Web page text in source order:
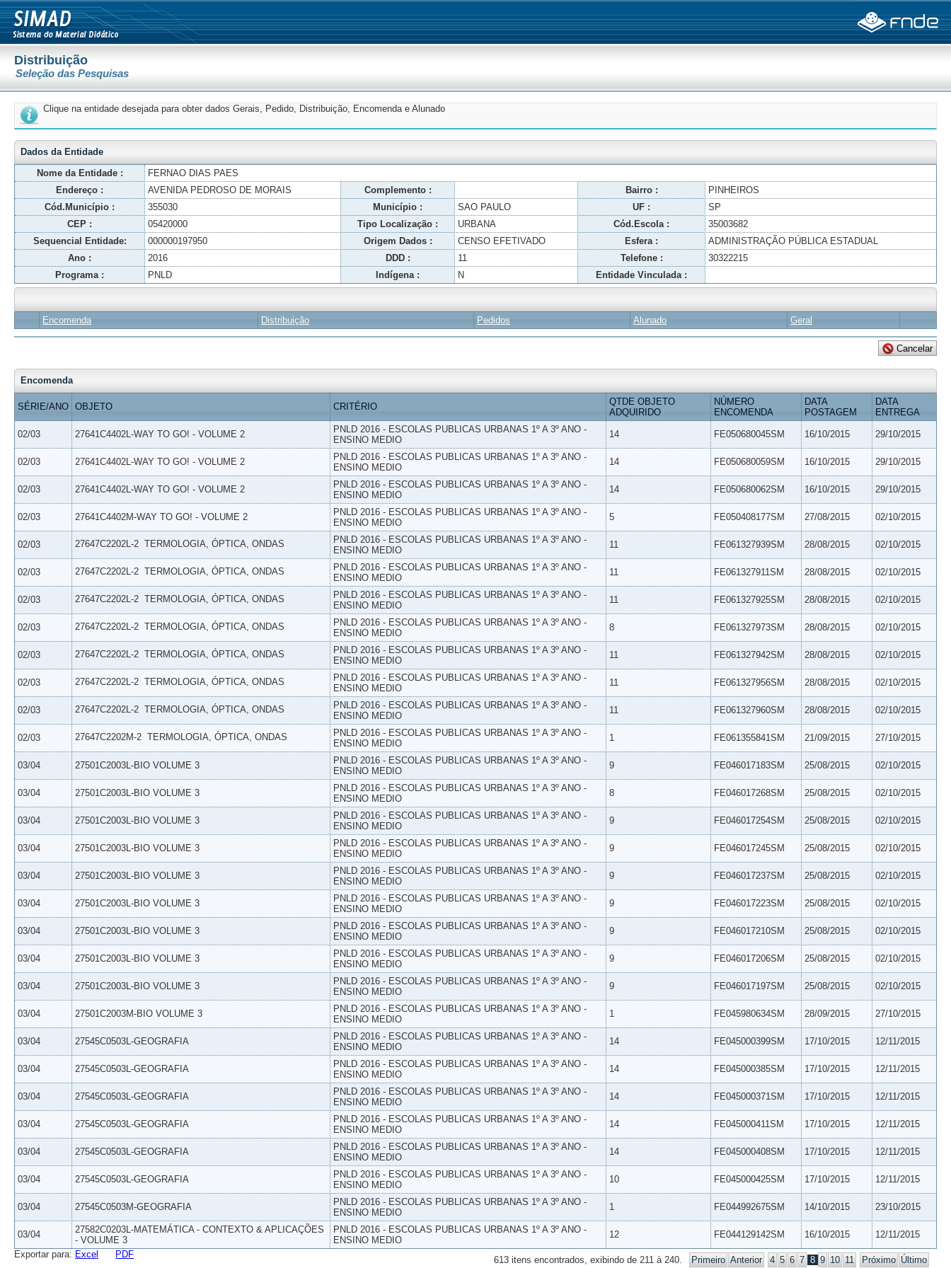
Distribuição
Seleção das Pesquisas
Clique na entidade desejada para obter dados Gerais, Pedido, Distribuição, Encomenda e Alunado
Dados da Entidade
Nome da Entidade :
FERNAO DIAS PAES
Endereço :
AVENIDA PEDROSO DE MORAIS Complemento : Bairro :
PINHEIROS
Cód.Município :
355030 Município : SAO PAULO UF :
SP
CEP :
05420000 Tipo Localização : URBANA Cód.Escola :
35003682
Sequencial Entidade:
000000197950 Origem Dados : CENSO EFETIVADO Esfera :
ADMINISTRAÇÃO PÚBLICA ESTADUAL
Ano :
2016 DDD : 11 Telefone :
30322215
Programa :
PNLD Indígena : N Entidade Vinculada :
Encomenda Distribuição Pedidos Alunado Geral
Encomenda
SÉRIE/ANO OBJETO CRITÉRIO
QTDE OBJETO
ADQUIRIDO
NÚMERO
ENCOMENDA
DATA
POSTAGEM
DATA
ENTREGA
02/03 27641C4402L-WAY TO GO! - VOLUME 2
PNLD 2016 - ESCOLAS PUBLICAS URBANAS 1º A 3º ANO -
ENSINO MEDIO
14 FE050680045SM 16/10/2015 29/10/2015
02/03 27641C4402L-WAY TO GO! - VOLUME 2
PNLD 2016 - ESCOLAS PUBLICAS URBANAS 1º A 3º ANO -
ENSINO MEDIO
14 FE050680059SM 16/10/2015 29/10/2015
02/03 27641C4402L-WAY TO GO! - VOLUME 2
PNLD 2016 - ESCOLAS PUBLICAS URBANAS 1º A 3º ANO -
ENSINO MEDIO
14 FE050680062SM 16/10/2015 29/10/2015
02/03 27641C4402M-WAY TO GO! - VOLUME 2
PNLD 2016 - ESCOLAS PUBLICAS URBANAS 1º A 3º ANO -
ENSINO MEDIO
5 FE050408177SM 27/08/2015 02/10/2015
02/03 27647C2202L-2  TERMOLOGIA, ÓPTICA, ONDAS
PNLD 2016 - ESCOLAS PUBLICAS URBANAS 1º A 3º ANO -
ENSINO MEDIO
11 FE061327939SM 28/08/2015 02/10/2015
02/03 27647C2202L-2  TERMOLOGIA, ÓPTICA, ONDAS
PNLD 2016 - ESCOLAS PUBLICAS URBANAS 1º A 3º ANO -
ENSINO MEDIO
11 FE061327911SM 28/08/2015 02/10/2015
02/03 27647C2202L-2  TERMOLOGIA, ÓPTICA, ONDAS
PNLD 2016 - ESCOLAS PUBLICAS URBANAS 1º A 3º ANO -
ENSINO MEDIO
11 FE061327925SM 28/08/2015 02/10/2015
02/03 27647C2202L-2  TERMOLOGIA, ÓPTICA, ONDAS
PNLD 2016 - ESCOLAS PUBLICAS URBANAS 1º A 3º ANO -
ENSINO MEDIO
8 FE061327973SM 28/08/2015 02/10/2015
02/03 27647C2202L-2  TERMOLOGIA, ÓPTICA, ONDAS
PNLD 2016 - ESCOLAS PUBLICAS URBANAS 1º A 3º ANO -
ENSINO MEDIO
11 FE061327942SM 28/08/2015 02/10/2015
02/03 27647C2202L-2  TERMOLOGIA, ÓPTICA, ONDAS
PNLD 2016 - ESCOLAS PUBLICAS URBANAS 1º A 3º ANO -
ENSINO MEDIO
11 FE061327956SM 28/08/2015 02/10/2015
02/03 27647C2202L-2  TERMOLOGIA, ÓPTICA, ONDAS
PNLD 2016 - ESCOLAS PUBLICAS URBANAS 1º A 3º ANO -
ENSINO MEDIO
11 FE061327960SM 28/08/2015 02/10/2015
02/03 27647C2202M-2  TERMOLOGIA, ÓPTICA, ONDAS
PNLD 2016 - ESCOLAS PUBLICAS URBANAS 1º A 3º ANO -
ENSINO MEDIO
1 FE061355841SM 21/09/2015 27/10/2015
03/04 27501C2003L-BIO VOLUME 3
PNLD 2016 - ESCOLAS PUBLICAS URBANAS 1º A 3º ANO -
ENSINO MEDIO
9 FE046017183SM 25/08/2015 02/10/2015
03/04 27501C2003L-BIO VOLUME 3
PNLD 2016 - ESCOLAS PUBLICAS URBANAS 1º A 3º ANO -
ENSINO MEDIO
8 FE046017268SM 25/08/2015 02/10/2015
03/04 27501C2003L-BIO VOLUME 3
PNLD 2016 - ESCOLAS PUBLICAS URBANAS 1º A 3º ANO -
ENSINO MEDIO
9 FE046017254SM 25/08/2015 02/10/2015
03/04 27501C2003L-BIO VOLUME 3
PNLD 2016 - ESCOLAS PUBLICAS URBANAS 1º A 3º ANO -
ENSINO MEDIO
9 FE046017245SM 25/08/2015 02/10/2015
03/04 27501C2003L-BIO VOLUME 3
PNLD 2016 - ESCOLAS PUBLICAS URBANAS 1º A 3º ANO -
ENSINO MEDIO
9 FE046017237SM 25/08/2015 02/10/2015
03/04 27501C2003L-BIO VOLUME 3
PNLD 2016 - ESCOLAS PUBLICAS URBANAS 1º A 3º ANO -
ENSINO MEDIO
9 FE046017223SM 25/08/2015 02/10/2015
03/04 27501C2003L-BIO VOLUME 3
PNLD 2016 - ESCOLAS PUBLICAS URBANAS 1º A 3º ANO -
ENSINO MEDIO
9 FE046017210SM 25/08/2015 02/10/2015
03/04 27501C2003L-BIO VOLUME 3
PNLD 2016 - ESCOLAS PUBLICAS URBANAS 1º A 3º ANO -
ENSINO MEDIO
9 FE046017206SM 25/08/2015 02/10/2015
03/04 27501C2003L-BIO VOLUME 3
PNLD 2016 - ESCOLAS PUBLICAS URBANAS 1º A 3º ANO -
ENSINO MEDIO
9 FE046017197SM 25/08/2015 02/10/2015
03/04 27501C2003M-BIO VOLUME 3
PNLD 2016 - ESCOLAS PUBLICAS URBANAS 1º A 3º ANO -
ENSINO MEDIO
1 FE045980634SM 28/09/2015 27/10/2015
03/04 27545C0503L-GEOGRAFIA
PNLD 2016 - ESCOLAS PUBLICAS URBANAS 1º A 3º ANO -
ENSINO MEDIO
14 FE045000399SM 17/10/2015 12/11/2015
03/04 27545C0503L-GEOGRAFIA
PNLD 2016 - ESCOLAS PUBLICAS URBANAS 1º A 3º ANO -
ENSINO MEDIO
14 FE045000385SM 17/10/2015 12/11/2015
03/04 27545C0503L-GEOGRAFIA
PNLD 2016 - ESCOLAS PUBLICAS URBANAS 1º A 3º ANO -
ENSINO MEDIO
14 FE045000371SM 17/10/2015 12/11/2015
03/04 27545C0503L-GEOGRAFIA
PNLD 2016 - ESCOLAS PUBLICAS URBANAS 1º A 3º ANO -
ENSINO MEDIO
14 FE045000411SM 17/10/2015 12/11/2015
03/04 27545C0503L-GEOGRAFIA
PNLD 2016 - ESCOLAS PUBLICAS URBANAS 1º A 3º ANO -
ENSINO MEDIO
14 FE045000408SM 17/10/2015 12/11/2015
03/04 27545C0503L-GEOGRAFIA
PNLD 2016 - ESCOLAS PUBLICAS URBANAS 1º A 3º ANO -
ENSINO MEDIO
10 FE045000425SM 17/10/2015 12/11/2015
03/04 27545C0503M-GEOGRAFIA
PNLD 2016 - ESCOLAS PUBLICAS URBANAS 1º A 3º ANO -
ENSINO MEDIO
1 FE044992675SM 14/10/2015 23/10/2015
03/04
27582C0203L-MATEMÁTICA - CONTEXTO & APLICAÇÕES
- VOLUME 3
PNLD 2016 - ESCOLAS PUBLICAS URBANAS 1º A 3º ANO -
ENSINO MEDIO
12 FE044129142SM 16/10/2015 12/11/2015
613 itens encontrados, exibindo de 211 à 240. Primeiro Anterior 4 5 6 7 8 9 10 11 Próximo Último
Exportar para: Excel PDF